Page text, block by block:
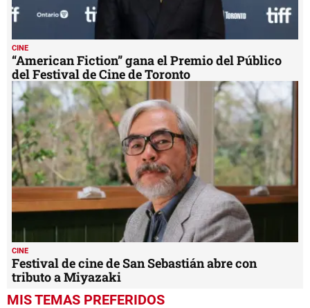
CINE
“American Fiction” gana el Premio del Público
del Festival de Cine de Toronto
CINE
Festival de cine de San Sebastián abre con
tributo a Miyazaki
MIS TEMAS PREFERIDOS